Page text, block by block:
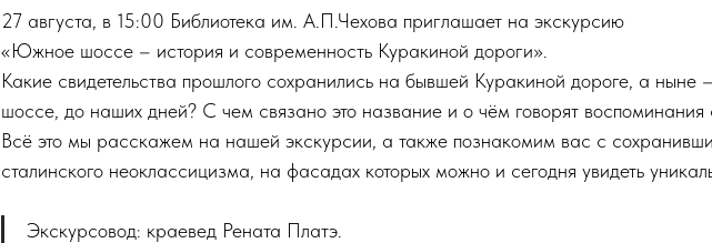
27 августа, в 15:00 Библиотека им. А.П.Чехова приглашает на экскурсию
«Южное шоссе – история и современность Куракиной дороги».
Какие свидетельства прошлого сохранились на бывшей Куракиной дороге, а
шоссе, до наших дней? С чем связано это название и о чём говорят воспоминания
Всё это мы расскажем на нашей экскурсии, а также познакомим вас с
сталинского неоклассицизма, на фасадах которых можно и сегодня увидеть
Экскурсовод: краевед Рената Платэ.